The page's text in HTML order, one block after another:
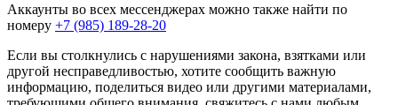
Аккаунты во всех мессенджерах можно также найти по
номеру +7 (985) 189-28-20
Если вы столкнулись с нарушениями закона, взятками или
другой несправедливостью, хотите сообщить важную
информацию, поделиться видео или другими материалами,